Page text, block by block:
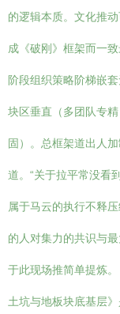
的逻辑本质。文化推
成《破刚》框架而一
阶段组织策略阶梯嵌
块区垂直（多团队专
固）。总框架道出人
道。“关于拉平常没看
属于马云的执行不释
的人对集力的共识与
于此现场推简单提炼
土坑与地板块底基层